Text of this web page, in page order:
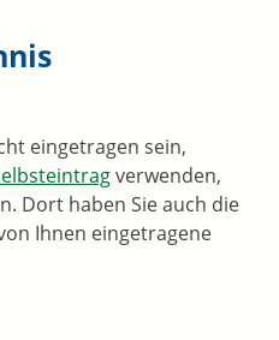
eingetragen sein,
verwenden,
Dort haben Sie auch die
Ihnen eingetragene